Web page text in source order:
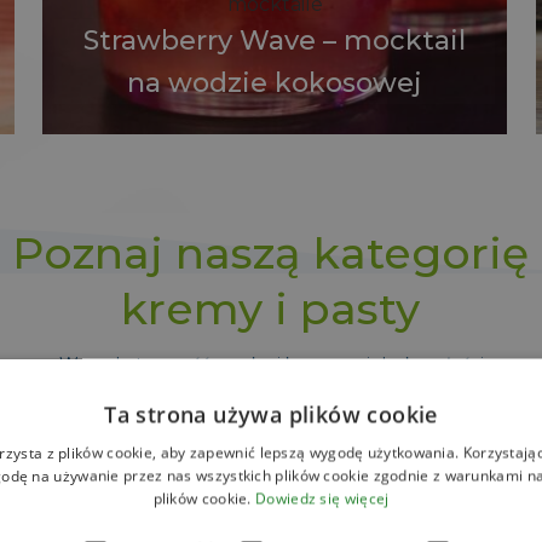
Strawberry Wave – mocktail
na wodzie kokosowej
Poznaj naszą kategorię
kremy i pasty
Wszechstronność smaku i kremowej doskonałości
składniki, które zdobywają coraz większą
i doskonale nadają się zarówno do słodkich,
Ta strona używa plików cookie
z plików cookie, aby zapewnić lepszą wygodę użytkowania.
na używanie przez nas wszystkich plików cookie zgodnie z warunkami
plików cookie. Dowiedz się więcej